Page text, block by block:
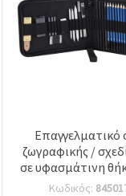
Επαγγελματικό
ζωγραφικής /
σε υφασμάτινη
μέρη
Κωδικός: